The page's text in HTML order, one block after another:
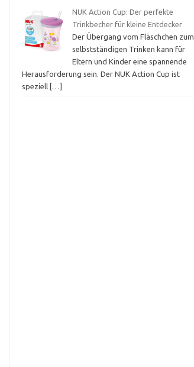
NUK Action Cup: Der perfekte
Trinkbecher für kleine Entdecker
Der Übergang vom Fläschchen zum
selbstständigen Trinken kann für
Eltern und Kinder eine spannende
Herausforderung sein. Der NUK Action Cup ist
speziell […]